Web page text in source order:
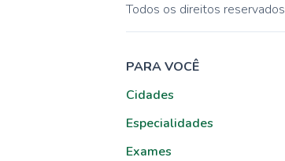
Todos os direitos reservados
PARA VOCÊ
Cidades
Especialidades
Exames